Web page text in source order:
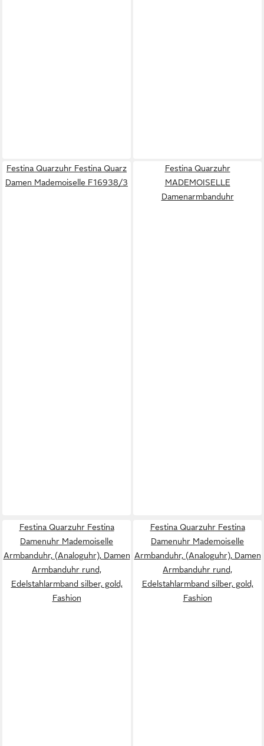
Festina Quarzuhr Festina Quarz
Damen Mademoiselle F16938/3
Festina Quarzuhr
MADEMOISELLE
Damenarmbanduhr
Festina Quarzuhr Festina
Damenuhr Mademoiselle
Armbanduhr, (Analoguhr), Damen
Armbanduhr rund,
Edelstahlarmband silber, gold,
Fashion
Festina Quarzuhr Festina
Damenuhr Mademoiselle
Armbanduhr, (Analoguhr), Damen
Armbanduhr rund,
Edelstahlarmband silber, gold,
Fashion